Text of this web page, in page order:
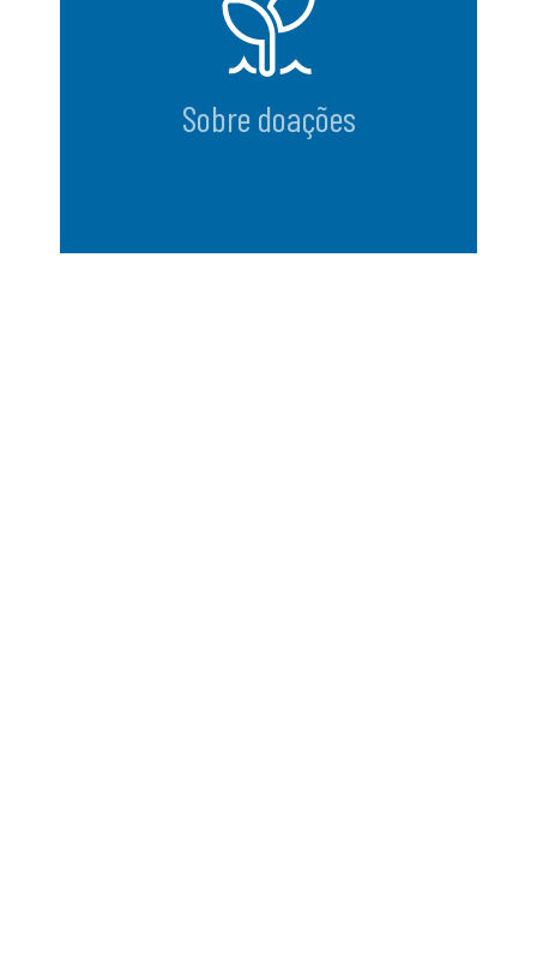
Sobre doações